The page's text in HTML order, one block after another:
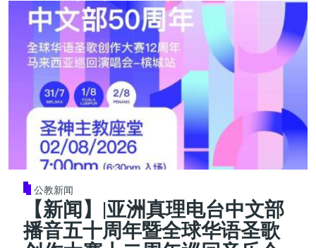
公教新闻
【新闻】|亚洲真理电台中文部
播音五十周年暨全球华语圣歌